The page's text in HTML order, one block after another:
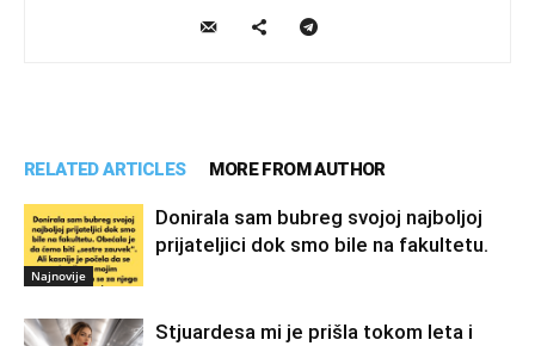
RELATED ARTICLES MORE FROM AUTHOR
Najnovije
Donirala sam bubreg svojoj najboljoj
prijateljici dok smo bile na fakultetu.
Stjuardesa mi je prišla tokom leta i